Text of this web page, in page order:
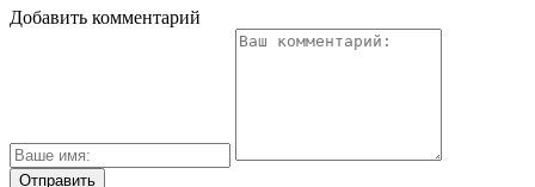
Добавить комментарий